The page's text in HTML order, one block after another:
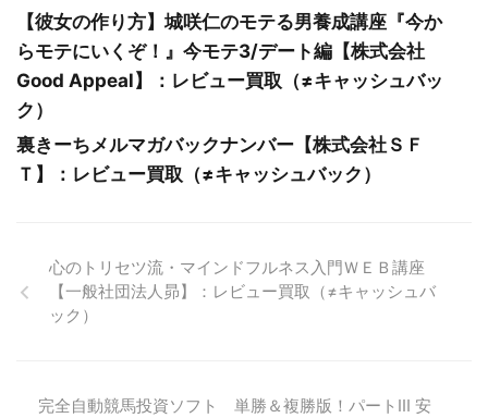
【彼女の作り方】城咲仁のモテる男養成講座『今か
らモテにいくぞ！』今モテ3/デート編【株式会社
Good Appeal】：レビュー買取（≠キャッシュバッ
ク）
裏きーちメルマガバックナンバー【株式会社ＳＦ
Ｔ】：レビュー買取（≠キャッシュバック）
心のトリセツ流・マインドフルネス入門ＷＥＢ講座
【一般社団法人昴】：レビュー買取（≠キャッシュバ
ック）
完全自動競馬投資ソフト 単勝＆複勝版！パートⅢ 安